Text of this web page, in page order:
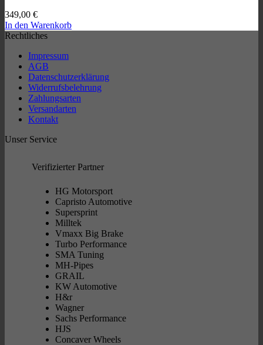
349,00 €
In den Warenkorb
Rechtliches
Impressum
AGB
Datenschutzerklärung
Widerrufsbelehrung
Zahlungsarten
Versandarten
Kontakt
Unser Service
Verifizierter Partner
HG Motorsport
Capristo Automotive
Supersprint
Milltek
Vmaxx Big Brake
Turbo Performance
SMA Tuning
MH-Pipes
GRAIL
KW Automotive
H&r
Wagner
Sachs Performance
HJS
Concaver Wheels